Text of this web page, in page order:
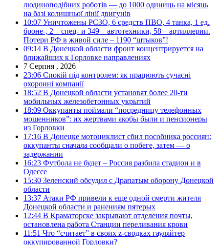
людиноподібних роботів — до 1000 одиниць на місяць
на базі колишньої лінії двигунів
10:07 Уничтожены РСЗО, 6 средств ПВО, 4 танка, 1 ед.
броне-, 2 – спец- и 349 – автотехники, 58 – артиллерии.
Потери РФ в живой силе – 1190 “штыков”!
09:14 В Донецкой области фронт концентрируется на
ближайших к Горловке направлениях
7 Серпня , 2026
23:06 Спокій під контролем: як працюють сучасні
охоронні компанії
18:52 В Донецкой области установят более 20-ти
мобильных железобетонных укрытий
18:09 Оккупанты поймали “посредницу телефонных
мошенников”: их жертвами якобы были и пенсионеры
из Горловки
17:16 В Донецке мотоциклист сбил пособника россиян:
оккупанты сначала сообщали о побеге, затем — о
задержании
16:23 Футбола не будет – Россия разбила стадион и в
Одессе
15:30 Зеленский обсудил с Драпатым оборону Донецкой
области
13:37 Атаки РФ привели к еще одной смерти жителя
Донецкой области и ранениям пятерых
12:44 В Краматорске закрывают отделения почты,
остановлена работа Станции переливания крови
11:51 Что “считает” в своих z-сводках гауляйтер
оккупированной Горловки?